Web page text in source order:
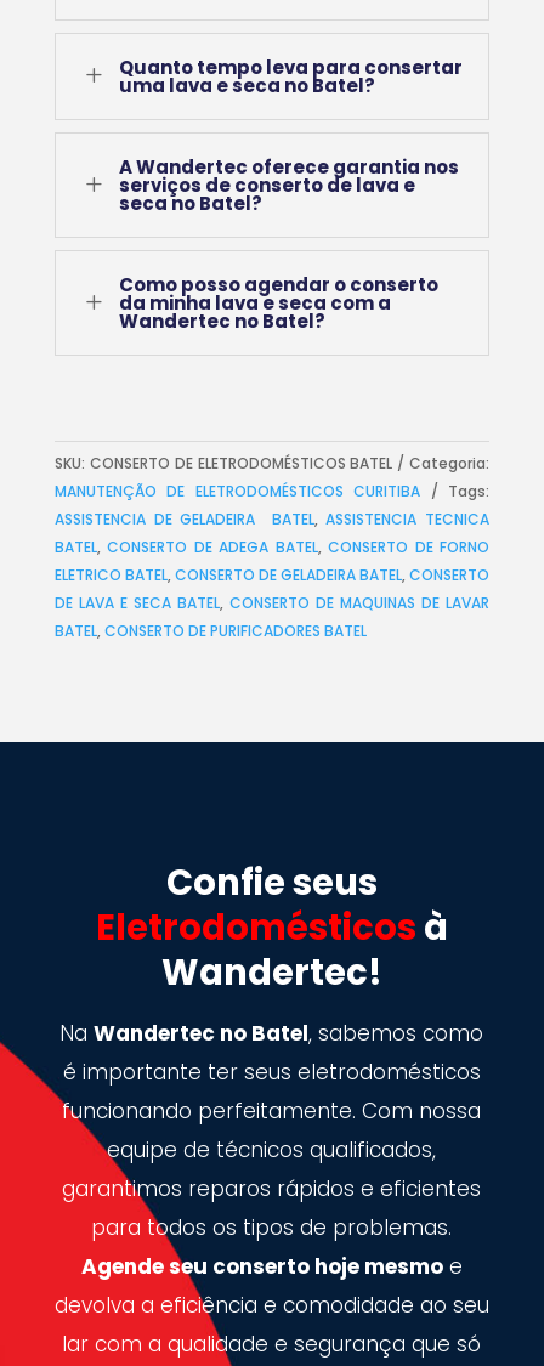
L Quanto tempo leva para consertar
uma lava e seca no Batel?
L
A Wandertec oferece garantia nos
serviços de conserto de lava e
seca no Batel?
L
Como posso agendar o conserto
da minha lava e seca com a
Wandertec no Batel?
SKU: CONSERTO DE ELETRODOMÉSTICOS BATEL
Categoria:
MANUTENÇÃO DE ELETRODOMÉSTICOS CURITIBA
Tags:
ASSISTENCIA DE GELADEIRA BATEL,ASSISTENCIA TECNICA
BATEL,CONSERTO DE ADEGA BATEL,CONSERTO DE FORNO
ELETRICO BATEL,CONSERTO DE GELADEIRA BATEL,CONSERTO
DE LAVA E SECA BATEL,CONSERTO DE MAQUINAS DE LAVAR
BATEL,CONSERTO DE PURIFICADORES BATEL
Confie seus
Eletrodomésticos à
Wandertec!
NaWandertec no Batel, sabemos como
é importante ter seus eletrodomésticos
funcionando perfeitamente. Com nossa
equipe de técnicos qualificados,
garantimos reparos rápidos e eficientes
para todos os tipos de problemas.
Agende seu conserto hoje mesmoe
devolva a eficiência e comodidade ao seu
lar com a qualidade e segurança que só